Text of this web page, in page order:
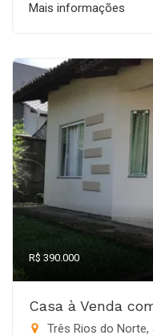
Mais informações
R$ 390.000
Casa à Venda
Três Rios do Norte,